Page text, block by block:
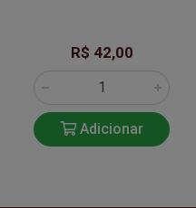
R$ 42,00
Adicionar